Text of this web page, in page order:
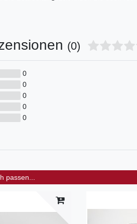
(0)
0
0
0
0
0
passen...